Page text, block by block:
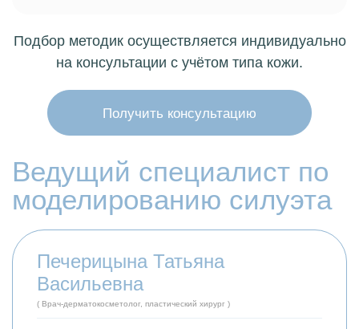
Подбор методик осуществляется индивидуально
на консультации с учётом типа кожи.
Получить консультацию
Ведущий специалист по
моделированию силуэта
Печерицына Татьяна
Васильевна
( Врач-дерматокосметолог, пластический хирург )